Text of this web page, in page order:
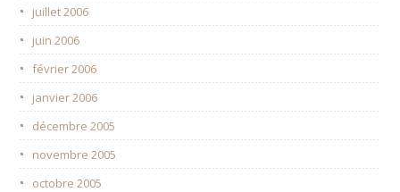
juillet 2006
juin 2006
février 2006
janvier 2006
décembre 2005
novembre 2005
octobre 2005